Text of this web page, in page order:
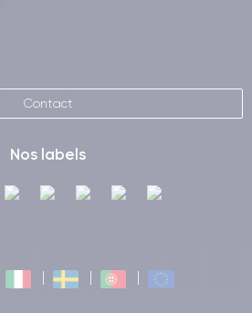
Contact
Nos labels